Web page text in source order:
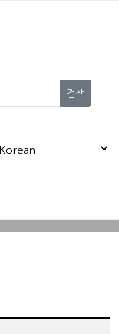
검색